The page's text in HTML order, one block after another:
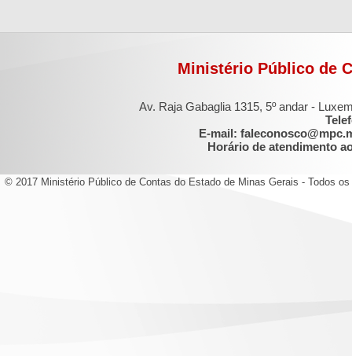
Ministério Público de
Av. Raja Gabaglia 1315, 5º andar -
E-mail:
Horário de atendimento
© 2017 Ministério Público de Contas do Estado de Minas Gerais - Todos